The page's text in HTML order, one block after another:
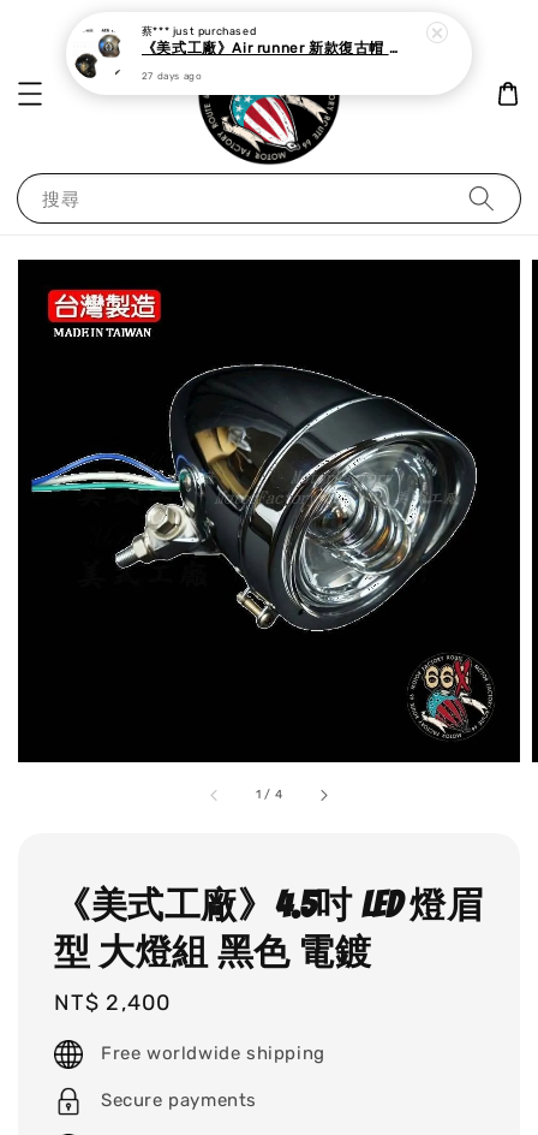
搜尋
1 / 4
《美式工廠》4.5吋 LED 燈眉
型 大燈組 黑色 電鍍
Regular
price
NT$ 2,400
Free worldwide shipping
Secure payments
蔡*** just purchased
《美式工廠》Air runner 新款復古帽 cafe racer
27 days ago